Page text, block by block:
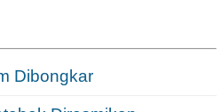
Dibongkar